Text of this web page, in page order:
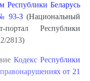
Республики Беларусь
93-З (Национальный
портал Республики
2813)
Кодекс Республики
от 21